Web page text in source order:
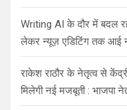
Writing AI के दौर में बदल
लेकर न्यूज़ एडिटिंग तक आई
राकेश राठौर के नेतृत्व से
मिलेगी नई मजबूती : भाजपा